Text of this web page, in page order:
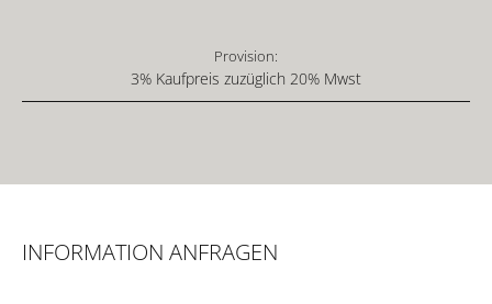
Provision:
3% Kaufpreis zuzüglich 20% Mwst
INFORMATION ANFRAGEN